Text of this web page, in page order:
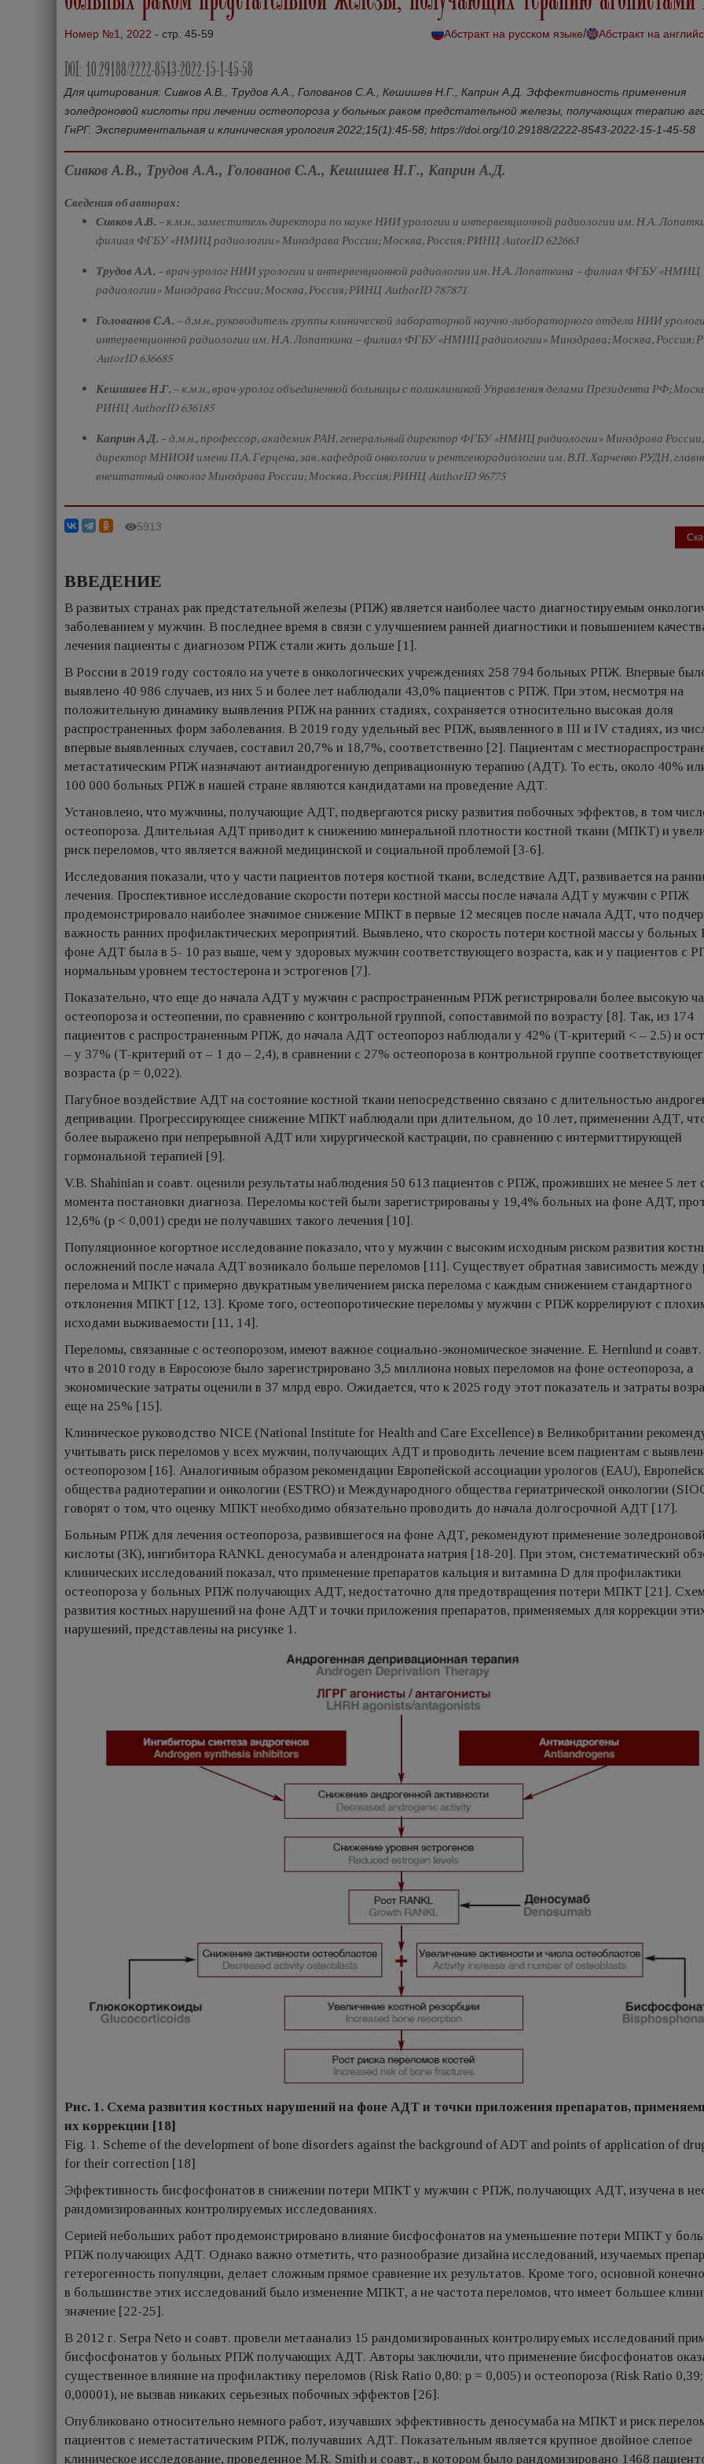
Номер №1, 2022 - стр. 45-59 Абстракт на русском языке/ Абстракт на
DOI: 10.29188/2222-8543-2022-15-1-45-58
Для цитирования: Сивков А.В., Трудов А.А., Голованов С.А., Кешишев Н.Г., Каприн А.Д. Эффективность применения
золедроновой кислоты при лечении остеопороза у больных раком предстательной железы, получающих терапию
ГнРГ. Экспериментальная и клиническая урология 2022;15(1):45-58; https://doi.org/10.29188/2222-8543-2022-15-1-45-58
Сивков А.В., Трудов А.А., Голованов С.А., Кешишев Н.Г., Каприн А.Д.
Сведения об авторах:
Сивков А.В. – к.м.н., заместитель директора по науке НИИ урологии и интервенционной радиологии им. Н.А.
филиал ФГБУ «НМИЦ радиологии» Минздрава России; Москва, Россия; РИНЦ AutorID 622663
Трудов А.А. – врач-уролог НИИ урологии и интервенционной радиологии им. Н.А. Лопаткина – филиал ФГБУ «НМИЦ
радиологии» Минздрава России; Москва, Россия; РИНЦ AuthorID 787871
Голованов С.А. – д.м.н., руководитель группы клинической лабораторной научно-лабораторного отдела НИИ
интервенционной радиологии им. Н.А. Лопаткина – филиал ФГБУ «НМИЦ радиологии» Минздрава; Москва, Россия;
AutorID 636685
Кешишев Н.Г. – к.м.н., врач-уролог объединенной больницы с поликлиникой Управления делами Президента РФ;
РИНЦ AuthorID 636185
Каприн А.Д. – д.м.н., профессор, академик РАН, генеральный директор ФГБУ «НМИЦ радиологии» Минздрава России,
директор МНИОИ имени П.А. Герцена, зав. кафедрой онкологии и рентгенорадиологии им. В.П. Харченко РУДН,
внештатный онколог Минздрава России; Москва, Россия; РИНЦ AuthorID 96775
5913
ВВЕДЕНИЕ
В развитых странах рак предстательной железы (РПЖ) является наиболее часто диагностируемым
заболеванием у мужчин. В последнее время в связи с улучшением ранней диагностики и повышением
лечения пациенты с диагнозом РПЖ стали жить дольше [1].
В России в 2019 году состояло на учете в онкологических учреждениях 258 794 больных РПЖ. Впервые
выявлено 40 986 случаев, из них 5 и более лет наблюдали 43,0% пациентов с РПЖ. При этом, несмотря на
положительную динамику выявления РПЖ на ранних стадиях, сохраняется относительно высокая доля
распространенных форм заболевания. В 2019 году удельный вес РПЖ, выявленного в III и IV стадиях, из
впервые выявленных случаев, составил 20,7% и 18,7%, соответственно [2]. Пациентам с
метастатическим РПЖ назначают антиандрогенную депривационную терапию (АДТ). То есть, около 40%
100 000 больных РПЖ в нашей стране являются кандидатами на проведение АДТ.
Установлено, что мужчины, получающие АДТ, подвергаются риску развития побочных эффектов, в том
остеопороза. Длительная АДТ приводит к снижению минеральной плотности костной ткани (МПКТ) и
риск переломов, что является важной медицинской и социальной проблемой [3-6].
Исследования показали, что у части пациентов потеря костной ткани, вследствие АДТ, развивается на
лечения. Проспективное исследование скорости потери костной массы после начала АДТ у мужчин с РПЖ
продемонстрировало наиболее значимое снижение МПКТ в первые 12 месяцев после начала АДТ, что
важность ранних профилактических мероприятий. Выявлено, что скорость потери костной массы у
фоне АДТ была в 5- 10 раз выше, чем у здоровых мужчин соответствующего возраста, как и у пациентов с
нормальным уровнем тестостерона и эстрогенов [7].
Показательно, что еще до начала АДТ у мужчин с распространенным РПЖ регистрировали более высокую
остеопороза и остеопении, по сравнению с контрольной группой, сопоставимой по возрасту [8]. Так, из 174
пациентов с распространенным РПЖ, до начала АДТ остеопороз наблюдали у 42% (Т-критерий < – 2.5) и
– у 37% (Т-критерий от – 1 до – 2,4), в сравнении с 27% остеопороза в контрольной группе
возраста (p = 0,022).
Пагубное воздействие АДТ на состояние костной ткани непосредственно связано с длительностью
депривации. Прогрессирующее снижение МПКТ наблюдали при длительном, до 10 лет, применении АДТ,
более выражено при непрерывной АДТ или хирургической кастрации, по сравнению с интермиттирующей
гормональной терапией [9].
V.B. Shahinian и соавт. оценили результаты наблюдения 50 613 пациентов с РПЖ, проживших не менее 5 лет
момента постановки диагноза. Переломы костей были зарегистрированы у 19,4% больных на фоне AДT,
12,6% (p < 0,001) среди не получавших такого лечения [10].
Популяционное когортное исследование показало, что у мужчин с высоким исходным риском развития
осложнений после начала АДТ возникало больше переломов [11]. Существует обратная зависимость между
перелома и МПКТ с примерно двукратным увеличением риска перелома с каждым снижением стандартного
отклонения МПКТ [12, 13]. Кроме того, остеопоротические переломы у мужчин с РПЖ коррелируют с
исходами выживаемости [11, 14].
Переломы, связанные с остеопорозом, имеют важное социально-экономическое значение. E. Hernlund и соавт.
что в 2010 году в Евросоюзе было зарегистрировано 3,5 миллиона новых переломов на фоне остеопороза, а
экономические затраты оценили в 37 млрд евро. Ожидается, что к 2025 году этот показатель и затраты
еще на 25% [15].
Клиническое руководство NICE (National Institute for Health and Care Excellence) в Великобритании
учитывать риск переломов у всех мужчин, получающих AДT и проводить лечение всем пациентам с
остеопорозом [16]. Аналогичным образом рекомендации Европейской ассоциации урологов (EAU),
общества радиотерапии и онкологии (ESTRO) и Международного общества гериатрической онкологии
говорят о том, что оценку МПКТ необходимо обязательно проводить до начала долгосрочной AДT [17].
Больным РПЖ для лечения остеопороза, развившегося на фоне АДТ, рекомендуют применение золедроновой
кислоты (ЗК), ингибитора RANKL деносумаба и алендроната натрия [18-20]. При этом, систематический
клинических исследований показал, что применение препаратов кальция и витамина D для профилактики
остеопороза у больных РПЖ получающих АДТ, недостаточно для предотвращения потери МПКТ [21].
развития костных нарушений на фоне АДТ и точки приложения препаратов, применяемых для коррекции
нарушений, представлены на рисунке 1.
Рис. 1. Схема развития костных нарушений на фоне АДТ и точки приложения препаратов,
их коррекции [18]
Fig. 1. Scheme of the development of bone disorders against the background of ADT and points of application of
for their correction [18]
Эффективность бисфосфонатов в снижении потери МПКТ у мужчин с РПЖ, получающих АДТ, изучена в
рандомизированных контролируемых исследованиях.
Серией небольших работ продемонстрировано влияние бисфосфонатов на уменьшение потери МПКТ у
РПЖ получающих АДТ. Однако важно отметить, что разнообразие дизайна исследований, изучаемых
гетерогенность популяции, делает сложным прямое сравнение их результатов. Кроме того, основной
в большинстве этих исследований было изменение МПКТ, а не частота переломов, что имеет большее
значение [22-25].
В 2012 г. Serpa Neto и соавт. провели метаанализ 15 рандомизированных контролируемых исследований
бисфосфонатов у больных РПЖ получающих АДТ. Авторы заключили, что применение бисфосфонатов
существенное влияние на профилактику переломов (Risk Ratio 0,80; p = 0,005) и остеопороза (Risk Ratio
0,00001), не вызвав никаких серьезных побочных эффектов [26].
Опубликовано относительно немного работ, изучавших эффективность деносумаба на МПКТ и риск
пациентов с неметастатическим РПЖ, получавших АДТ. Показательным является крупное двойное слепое
клиническое исследование, проведенное M.R. Smith и соавт., в котором было рандомизировано 1468